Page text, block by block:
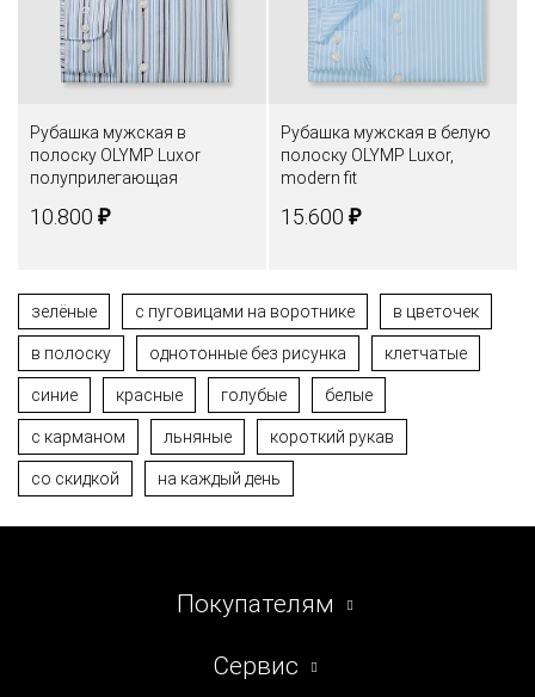
Рубашка мужская в
полоску OLYMP Luxor
полуприлегающая
10.800 ₽
Рубашка мужская в белую
полоску OLYMP Luxor,
modern fit
15.600 ₽
зелёные с пуговицами на воротнике в цветочек
в полоску однотонные без рисунка клетчатые
синие красные голубые белые
с карманом льняные короткий рукав
со скидкой на каждый день
Покупателям
Сервис